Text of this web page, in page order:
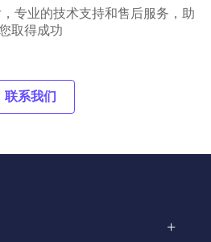
专业的技术支持和售后服务，助
取得成功
联系我们
+